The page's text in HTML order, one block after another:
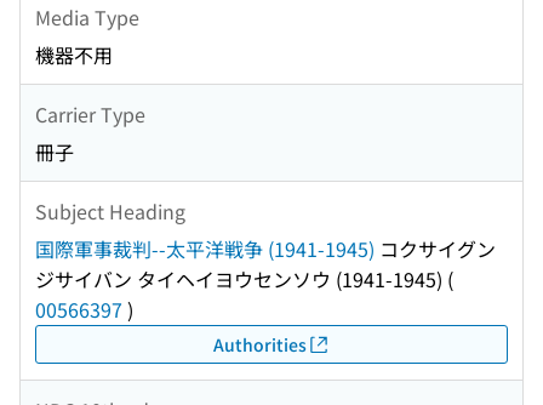
Media Type
機器不用
Carrier Type
冊子
Subject Heading
国際軍事裁判--太平洋戦争 (1941-1945) コクサイグン
ジサイバン タイヘイヨウセンソウ (1941-1945) (
00566397 )
Authorities